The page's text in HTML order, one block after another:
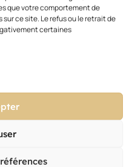
que votre comportement de
ce site. Le refus ou le retrait de
certaines
Voir
tout